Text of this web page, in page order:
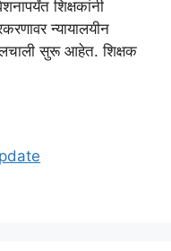
शिक्षकांनी
न्यायालयीन
सुरू आहेत. शिक्षक